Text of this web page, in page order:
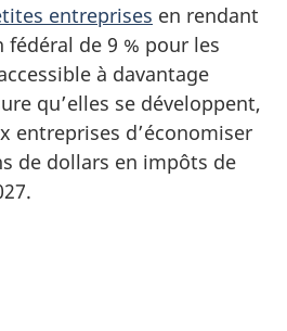
entreprises en rendant
de 9 % pour les
à davantage
qu’elles se développent,
entreprises d’économiser
de dollars en impôts de